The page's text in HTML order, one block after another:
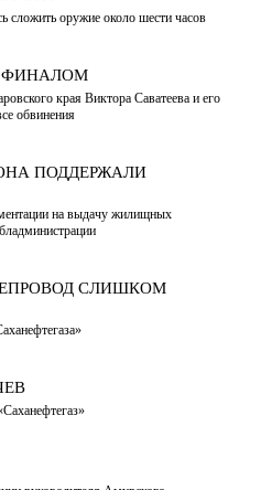
сложить оружие около шести часов
ФИНАЛОМ
края Виктора Саватеева и его
обвинения
ПОДДЕРЖАЛИ
на выдачу жилищных
СЛИШКОМ